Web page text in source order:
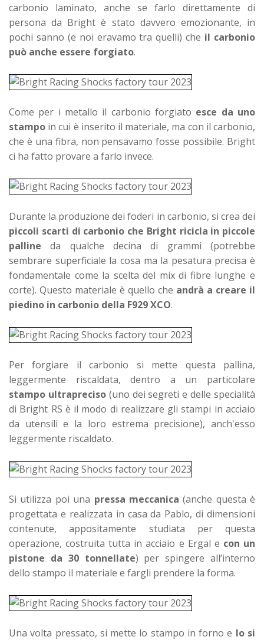
carbonio laminato, anche se farlo direttamente di
persona da Bright è stato davvero emozionante, in
pochi sanno (e noi eravamo tra quelli) che il carbonio
può anche essere forgiato.
Come per i metallo il carbonio forgiato esce da uno
stampo in cui è inserito il materiale, ma con il carbonio,
che è una fibra, non pensavamo fosse possibile. Bright
ci ha fatto provare a farlo invece.
Durante la produzione dei foderi in carbonio, si crea dei
piccoli scarti di carbonio che Bright ricicla in piccole
palline da qualche decina di grammi (potrebbe
sembrare superficiale la cosa ma la pesatura precisa è
fondamentale come la scelta del mix di fibre lunghe e
corte). Questo materiale è quello che andrà a creare il
piedino in carbonio della F929 XCO.
Per forgiare il carbonio si mette questa pallina,
leggermente riscaldata, dentro a un particolare
stampo ultrapreciso(uno dei segreti e delle specialità
di Bright RS è il modo di realizzare gli stampi in acciaio
da utensili e la loro estrema precisione), anch'esso
leggermente riscaldato.
Si utilizza poi una pressa meccanica (anche questa è
progettata e realizzata in casa da Pablo, di dimensioni
contenute, appositamente studiata per questa
operazione, costruita tutta in acciaio e Ergal e con un
pistone da 30 tonnellate) per spingere all’interno
dello stampo il materiale e fargli prendere la forma.
Una volta pressato, si mette lo stampo in forno e lo si